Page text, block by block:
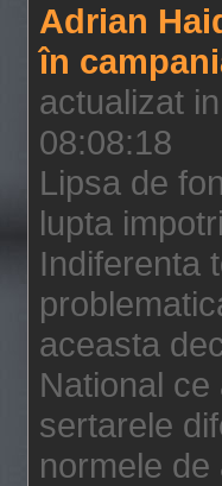
Adrian
în
actualizat
08:08:18
Lipsa de
lupta
Indiferenta
aceasta
National
sertarele
normele